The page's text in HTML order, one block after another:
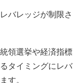
バレッジが制限さ
領選挙や経済指標
タイミングにレバ
す。